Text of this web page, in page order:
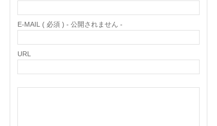
E-MAIL ( 必須 ) - 公開されません -
URL